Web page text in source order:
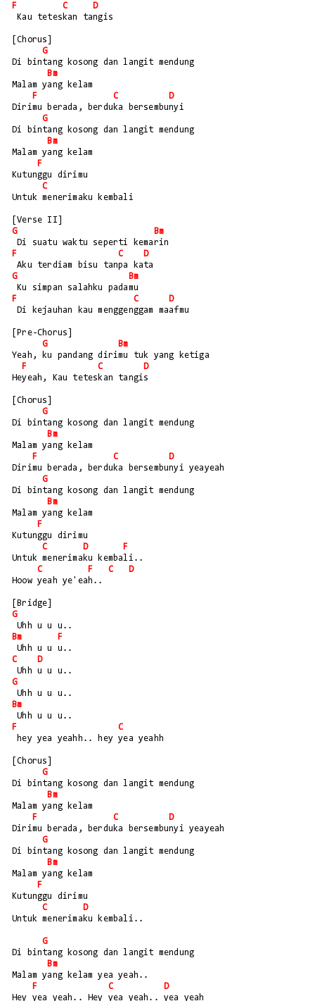
F
C
D
Kau teteskan tangis
[Chorus]
G
Di bintang kosong dan langit mendung
Bm
Malam yang kelam
F
C
D
Dirimu berada, berduka bersembunyi
G
Di bintang kosong dan langit mendung
Bm
Malam yang kelam
F
Kutunggu dirimu
C
Untuk menerimaku kembali
[Verse II]
G
Bm
Di suatu waktu seperti kemarin
F
C
D
Aku terdiam bisu tanpa kata
G
Bm
Ku simpan salahku padamu
F
C
D
Di kejauhan kau menggenggam maafmu
[Pre-Chorus]
G
Bm
Yeah, ku pandang dirimu tuk yang ketiga
F
C
D
Heyeah, Kau teteskan tangis
[Chorus]
G
Di bintang kosong dan langit mendung
Bm
Malam yang kelam
F
C
D
Dirimu berada, berduka bersembunyi yeayeah
G
Di bintang kosong dan langit mendung
Bm
Malam yang kelam
F
Kutunggu dirimu
C
D
F
Untuk menerimaku kembali..
C
F C
D
Hoow yeah ye'eah..
[Bridge]
G
Uhh u u u..
Bm
F
Uhh u u u..
C
D
Uhh u u u..
G
Uhh u u u..
Bm
Uhh u u u..
F
C
hey yea yeahh.. hey yea yeahh
[Chorus]
G
Di bintang kosong dan langit mendung
Bm
Malam yang kelam
F
C
D
Dirimu berada, berduka bersembunyi yeayeah
G
Di bintang kosong dan langit mendung
Bm
Malam yang kelam
F
Kutunggu dirimu
C
D
Untuk menerimaku kembali..
G
Di bintang kosong dan langit mendung
Bm
Malam yang kelam yea yeah..
F
C
D
Hey yea yeah.. Hey yea yeah.. yea yeah